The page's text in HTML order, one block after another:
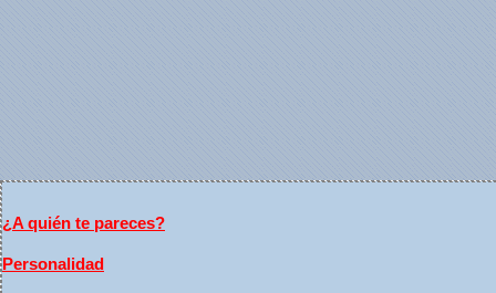
¿A quién te pareces?
Personalidad